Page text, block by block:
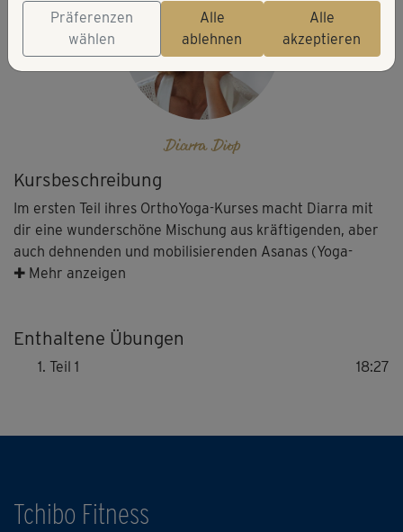
Kursbeschreibung
Im ersten Teil ihres OrthoYoga-Kurses macht Diarra mit
dir eine wunderschöne Mischung aus kräftigenden, aber
auch dehnenden und mobilisierenden Asanas (Yoga-
Haltungen) mit dir. Diarra erklärt genau, wie du deinen
✚ Mehr anzeigen
Enthaltene Übungen
Teil 1 18:27
Diarra Diop
Tchibo Fitness
Präferenzen
wählen
Alle
ablehnen
Alle
akzeptieren